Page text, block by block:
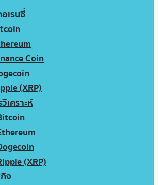
เรนซี่
Coin
(XRP)
เคราะห์
(XRP)
จ